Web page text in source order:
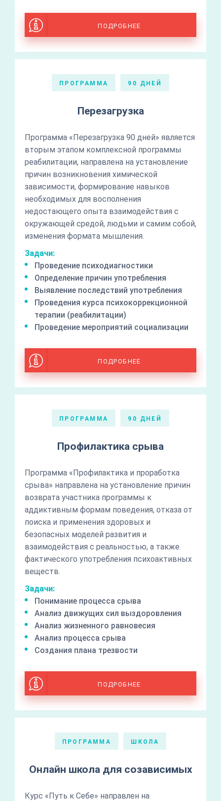
ПОДРОБНЕЕ
ПРОГРАММА 90 ДНЕЙ
Перезагрузка
Программа «Перезагрузка 90 дней» является
вторым этапом комплексной программы
реабилитации, направлена на установление
причин возникновения химической
зависимости, формирование навыков
необходимых для восполнения
недостающего опыта взаимодействия с
окружающей средой, людьми и самим собой,
изменения формата мышления.
Задачи:
Проведение психодиагностики
Определение причин употребления
Выявление последствий употребления
Проведения курса психокоррекционной
терапии (реабилитации)
Проведение мероприятий социализации
ПОДРОБНЕЕ
ПРОГРАММА 90 ДНЕЙ
Профилактика срыва
Программа «Профилактика и проработка
срыва» направлена на установление причин
возврата участника программы к
аддиктивным формам поведения, отказа от
поиска и применения здоровых и
безопасных моделей развития и
взаимодействия с реальностью, а также
фактического употребления психоактивных
веществ.
Задачи:
Понимание процесса срыва
Анализ движущих сил выздоровления
Анализ жизненного равновесия
Анализ процесса срыва
Создания плана трезвости
ПОДРОБНЕЕ
ПРОГРАММА ШКОЛА
Онлайн школа для созависимых
Курс «Путь к Себе» направлен на